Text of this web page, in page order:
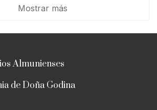
Mostrar más
Almunienses
de Doña Godina